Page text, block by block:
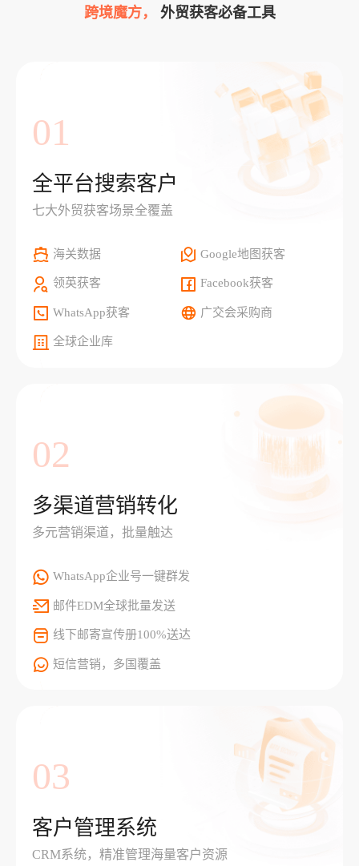
跨境魔方， 外贸获客必备工具
01
全平台搜索客户
七大外贸获客场景全覆盖
海关数据 Google地图获客
领英获客 Facebook获客
WhatsApp获客 广交会采购商
全球企业库
02
多渠道营销转化
多元营销渠道，批量触达
WhatsApp企业号一键群发
邮件EDM全球批量发送
线下邮寄宣传册100%送达
短信营销，多国覆盖
03
客户管理系统
CRM系统，精准管理海量客户资源